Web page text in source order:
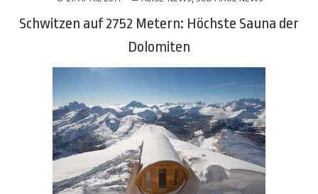
Schwitzen auf 2752 Metern: Höchste Sauna der
Dolomiten